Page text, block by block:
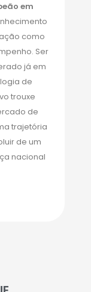
em
como
Ser
já em
de
trouxe
de
trajetória
de um
nacional